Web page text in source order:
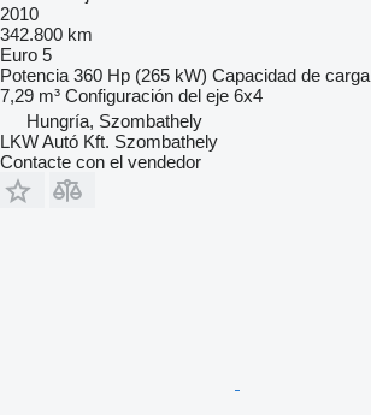
2010
342.800 km
Euro 5
Potencia 360 Hp (265 kW) Capacidad de carga
7,29 m³ Configuración del eje 6x4
Hungría, Szombathely
LKW Autó Kft. Szombathely
Contacte con el vendedor